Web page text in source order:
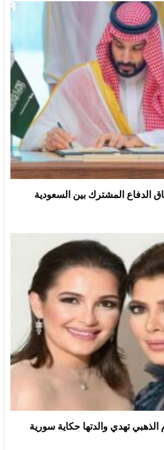
الدفاع المشترك بين السعودية
تهدي والدتها حكاية سورية